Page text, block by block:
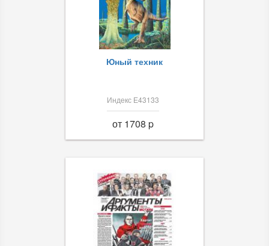
Юный техник
Индекс Е43133
от 1708 p